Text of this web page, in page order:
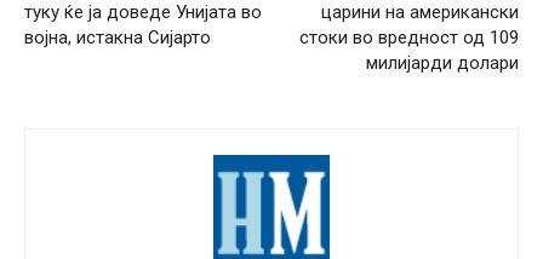
туку ќе ја доведе Унијата во
војна, истакна Сијарто
царини на американски
стоки во вредност од 109
милијарди долари